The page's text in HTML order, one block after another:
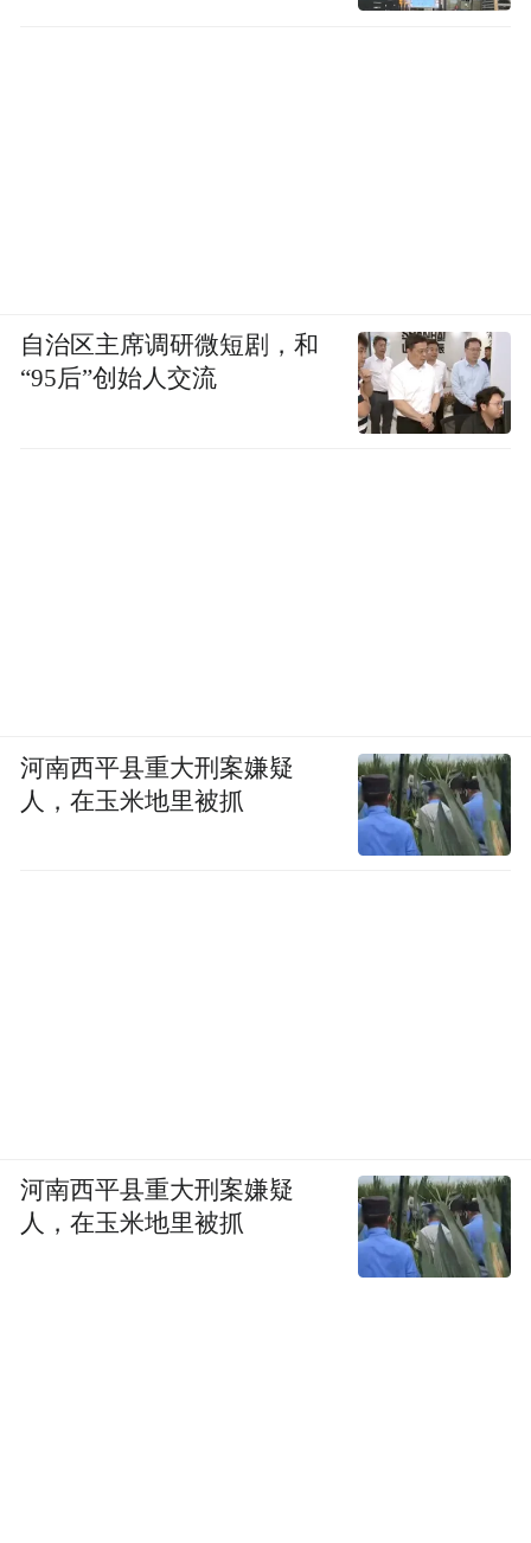
自治区主席调研微短剧，和
“95后”创始人交流
河南西平县重大刑案嫌疑
人，在玉米地里被抓
河南西平县重大刑案嫌疑
人，在玉米地里被抓